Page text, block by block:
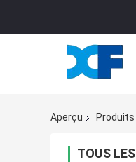
Aperçu Produits
TOUS